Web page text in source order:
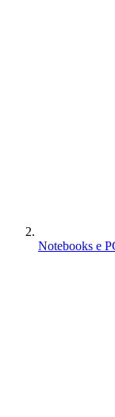
Notebooks e